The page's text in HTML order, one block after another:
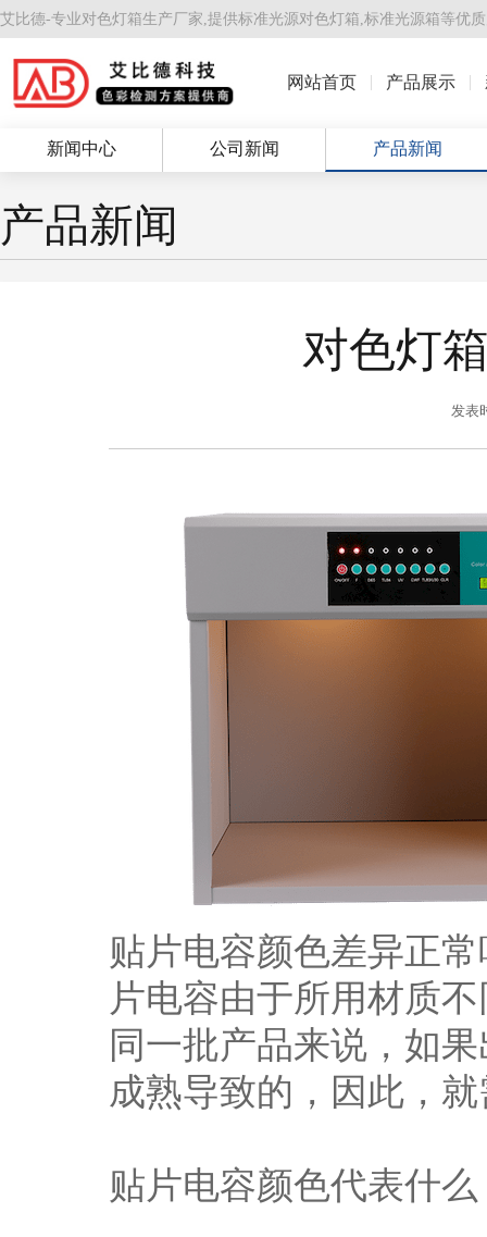
艾比德-专业对色灯箱生产厂家,提供标准光源对色灯箱,标准光源箱等优
网站首页 产品展示
新闻中心 公司新闻 产品新闻
产品新闻
对色灯
发表
贴片电容颜色差异正
片电容由于所用材质
同一批产品来说，如
成熟导致的，因此，
贴片电容颜色代表什么